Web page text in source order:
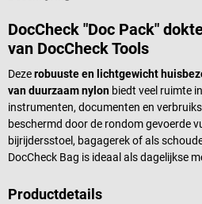
DocCheck "Doc Pack"
van DocCheck Tools
Dezerobuuste en lichtgewicht
van duurzaam nylon biedt veel ruimte
instrumenten, documenten en
beschermd door de rondom gevoerde
bijrijdersstoel, bagagerek of als
DocCheck Bag is ideaal als dagelijkse
Productdetails